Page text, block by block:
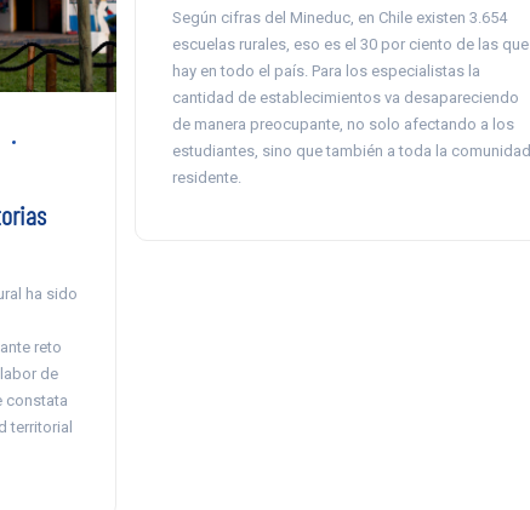
ha sido
reto
de
constata
territorial
Según cifras del Mineduc, en Chile existen 3.654
escuelas rurales, eso es el 30 por ciento de las que
hay en todo el país. Para los especialistas la
cantidad de establecimientos va desapareciendo
de manera preocupante, no solo afectando a los
estudiantes, sino que también a toda la comunidad
residente.